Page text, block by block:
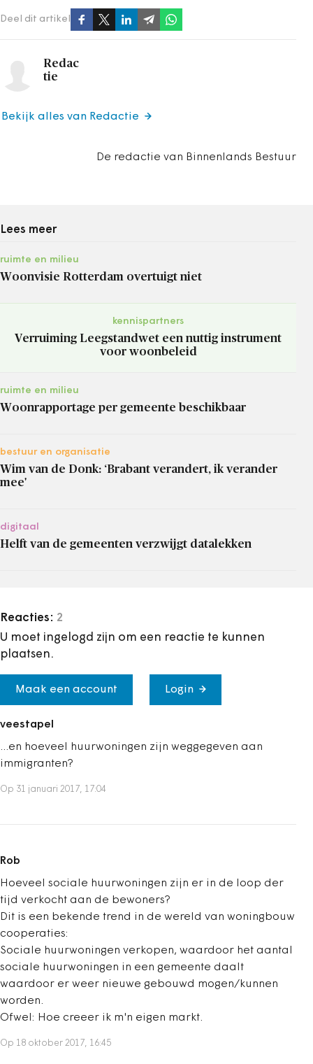
Deel dit artikel
Redac
tie
De redactie van Binnenlands Bestuur
Bekijk alles van Redactie
Lees meer
ruimte en milieu
Woonvisie Rotterdam overtuigt niet
kennispartners
Verruiming Leegstandwet een nuttig instrument
voor woonbeleid
ruimte en milieu
Woonrapportage per gemeente beschikbaar
bestuur en organisatie
Wim van de Donk: ‘Brabant verandert, ik verander
mee'
digitaal
Helft van de gemeenten verzwijgt datalekken
Reacties: 2
U moet ingelogd zijn om een reactie te kunnen
plaatsen.
Maak een account Login
veestapel
...en hoeveel huurwoningen zijn weggegeven aan
immigranten?
Op 31 januari 2017, 17:04
Rob
Hoeveel sociale huurwoningen zijn er in de loop der
tijd verkocht aan de bewoners?
Dit is een bekende trend in de wereld van woningbouw
cooperaties:
Sociale huurwoningen verkopen, waardoor het aantal
sociale huurwoningen in een gemeente daalt
waardoor er weer nieuwe gebouwd mogen/kunnen
worden.
Ofwel: Hoe creeer ik m'n eigen markt.
Op 18 oktober 2017, 16:45